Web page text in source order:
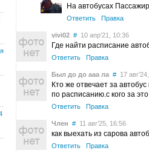
На автобусах
Ответить Правка
vivi02 # 10 апр’21, 10:36
Где найти расписание
Ответить Правка
Был до до ааа ла # 17
Кто же отвечает за
по расписанию.с кого за
Ответить Правка
Член # 11 авг’25, 16:56
как выехать из сарова
Ответить Правка